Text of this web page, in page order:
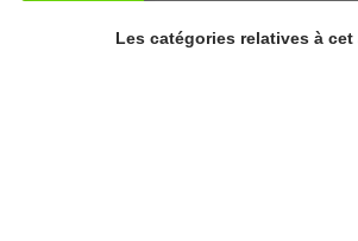
Les catégories relatives à cet